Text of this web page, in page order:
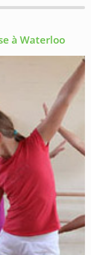
à Waterloo